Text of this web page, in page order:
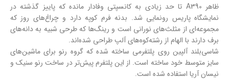
ظاهر A390 تا حد زیادی به کانسپتی وفادار مانده که پاییز گذشته در
نمایشگاه پاریس رونمایی شد. بدنه فرم کوپه دارد و چراغ‌های روز که
مجموعه‌ای از مثلث‌های نورانی است و رینگ‌ها که طرحی شبیه به دانه‌های
برف دارند با الهام از رشته‌کوه‌های آلپ طراحی شده‌اند.
شاسی‌بلند آلپین روی پلتفرمی ساخته شده که گروه رنو برای ماشین‌های
سایز متوسط خود ساخته است. از این پلتفرم پیش‌تر در ساخت رنو سنیک و
نیسان آریا استفاده شده است.